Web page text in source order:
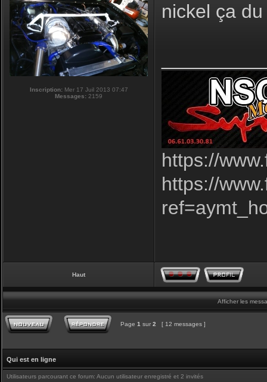
Inscription:Mer 17 Juil 2013 07:47
Messages: 2159
nickel ça
https://
https://
Haut
Afficher les
Page 1 sur 2 [ 12 messages ]
Qui est en ligne
Utilisateurs parcourant ce forum: Aucun utilisateur enregistré et 2 invités